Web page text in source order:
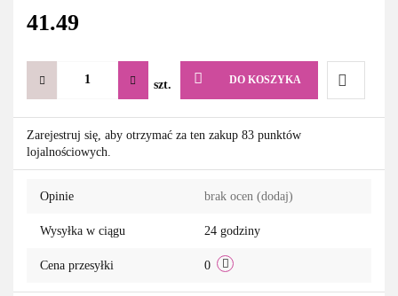
41.49
szt. DO KOSZYKA
Do
Zarejestruj się, aby otrzymać za ten zakup 83 punktów
lojalnościowych.
Opinie brak ocen (dodaj)
Wysyłka w ciągu 24 godziny
Cena przesyłki 0